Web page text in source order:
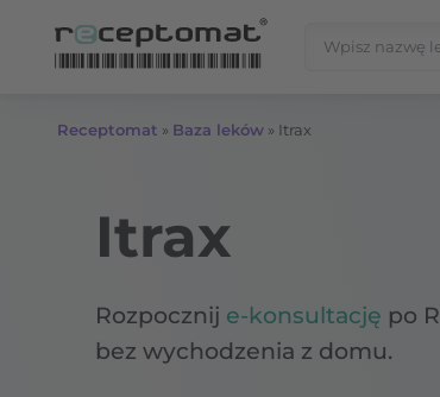
Receptomat » Baza leków » Itrax
Itrax
Rozpocznij e-konsultację po
bez wychodzenia z domu.